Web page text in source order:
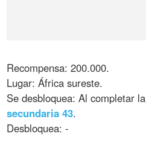
Recompensa: 200.000.
Lugar: África sureste.
Se desbloquea: Al completar la
secundaria 43.
Desbloquea: -